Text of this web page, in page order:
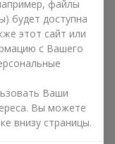
включает
роз, лилий,
в пастельных
файлы
будет доступна
этот сайт или
с Вашего
Ваши
Вы можете
внизу страницы.